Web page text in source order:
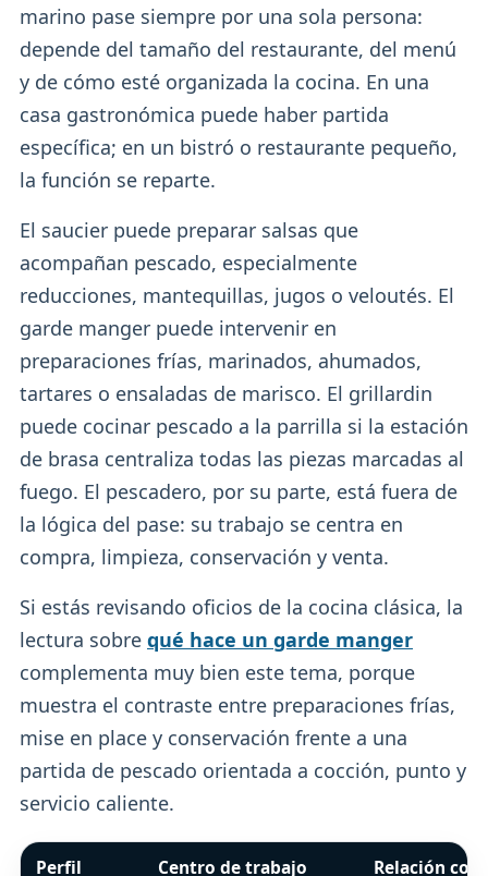
marino pase siempre por una sola persona:
depende del tamaño del restaurante, del menú
y de cómo esté organizada la cocina. En una
casa gastronómica puede haber partida
específica; en un bistró o restaurante pequeño,
la función se reparte.
El saucier puede preparar salsas que
acompañan pescado, especialmente
reducciones, mantequillas, jugos o veloutés. El
garde manger puede intervenir en
preparaciones frías, marinados, ahumados,
tartares o ensaladas de marisco. El grillardin
puede cocinar pescado a la parrilla si la estación
de brasa centraliza todas las piezas marcadas al
fuego. El pescadero, por su parte, está fuera de
la lógica del pase: su trabajo se centra en
compra, limpieza, conservación y venta.
Si estás revisando oficios de la cocina clásica, la
lectura sobre qué hace un garde manger
complementa muy bien este tema, porque
muestra el contraste entre preparaciones frías,
mise en place y conservación frente a una
partida de pescado orientada a cocción, punto y
servicio caliente.
Perfil Centro de trabajo Relación con